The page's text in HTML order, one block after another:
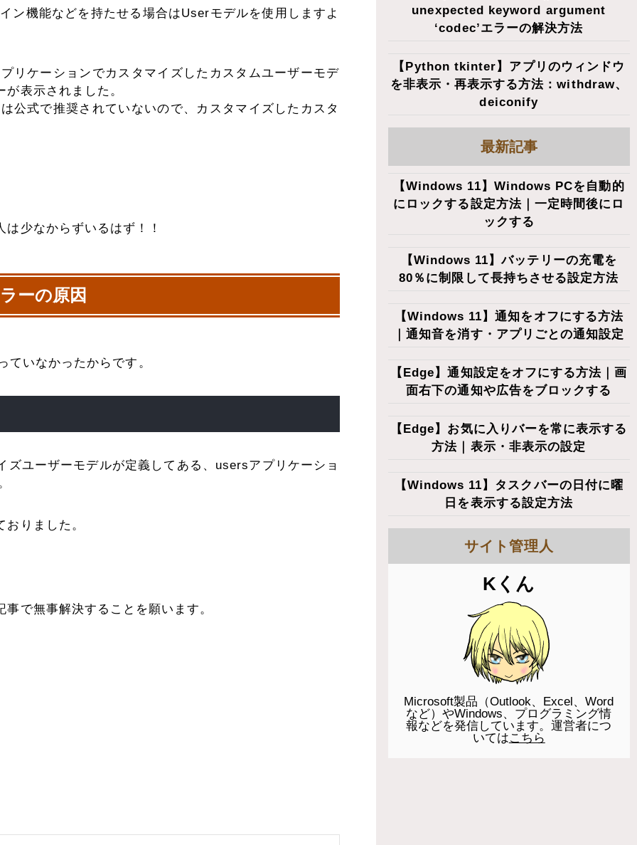
ン機能などを持たせる場合はUserモデルを使用しますよ
リケーションでカスタマイズしたカスタムユーザーモデ
表示されました。
式で推奨されていないので、カスタマイズしたカスタ
少なからずいるはず！！
ーの原因
いなかったからです。
ユーザーモデルが定義してある、usersアプリケーショ
りました。
で無事解決することを願います。
unexpected keyword argument
‘codec’エラーの解決方法
【Python tkinter】アプリのウィンドウ
を非表示・再表示する方法：withdraw、
deiconify
最新記事
【Windows 11】Windows PCを自動的
にロックする設定方法｜一定時間後にロ
ックする
【Windows 11】バッテリーの充電を
80％に制限して長持ちさせる設定方法
【Windows 11】通知をオフにする方法
｜通知音を消す・アプリごとの通知設定
【Edge】通知設定をオフにする方法｜画
面右下の通知や広告をブロックする
【Edge】お気に入りバーを常に表示する
方法｜表示・非表示の設定
【Windows 11】タスクバーの日付に曜
日を表示する設定方法
サイト管理人
Kくん
Microsoft製品（Outlook、Excel、Word
など）やWindows、プログラミング情
報などを発信しています。運営者につ
いてはこちら